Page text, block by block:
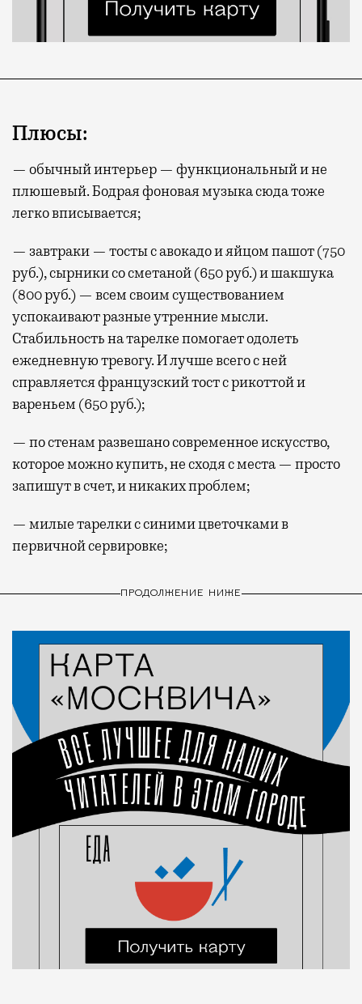
Плюсы:
— обычный интерьер — функциональный и не
плюшевый. Бодрая фоновая музыка сюда тоже
легко вписывается;
— завтраки — тосты с авокадо и яйцом пашот (750
руб.), сырники со сметаной (650 руб.) и шакшука
(800 руб.) — всем своим существованием
успокаивают разные утренние мысли.
Стабильность на тарелке помогает одолеть
ежедневную тревогу. И лучше всего с ней
справляется французский тост с рикоттой и
вареньем (650 руб.);
— по стенам развешано современное искусство,
которое можно купить, не сходя с места — просто
запишут в счет, и никаких проблем;
— милые тарелки с синими цветочками в
первичной сервировке;
ПРОДОЛЖЕНИЕ НИЖЕ